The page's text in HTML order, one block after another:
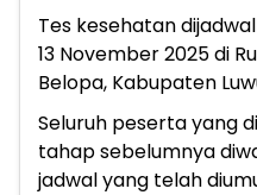
Tes kesehatan
13 November 2025 di
Belopa, Kabupaten
Seluruh peserta yang
tahap sebelumnya
jadwal yang telah